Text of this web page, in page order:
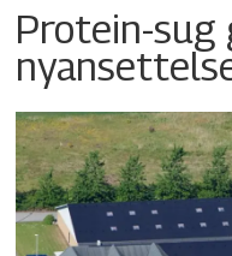
Protein-sug